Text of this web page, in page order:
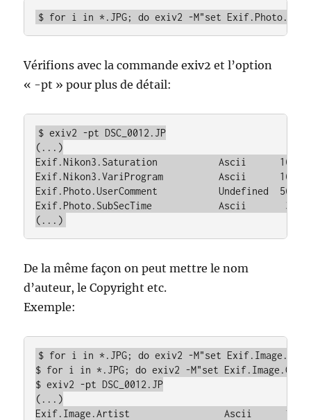
$ for i in *.JPG; do exiv2 -M"set
Vérifions avec la commande exiv2 et l’option
« -pt » pour plus de détail:
$ exiv2 -pt DSC_0012.JP
(...)
Exif.Nikon3.Saturation           Ascii      16
Exif.Nikon3.VariProgram          Ascii      16
Exif.Photo.UserComment           Undefined
Exif.Photo.SubSecTime            Ascii       3
(...)
De la même façon on peut mettre le nom
d’auteur, le Copyright etc.
Exemple:
$ for i in *.JPG; do exiv2 -M"set Exif.Image.Artist
$ for i in *.JPG; do exiv2 -M"set
$ exiv2 -pt DSC_0012.JP
(...)
Exif.Image.Artist                 Ascii      18